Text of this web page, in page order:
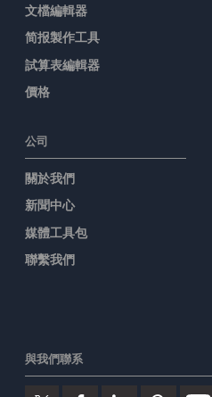
文檔編輯器
简报製作工具
試算表編輯器
價格
公司
關於我們
新聞中心
媒體工具包
聯繫我們
與我們聯系